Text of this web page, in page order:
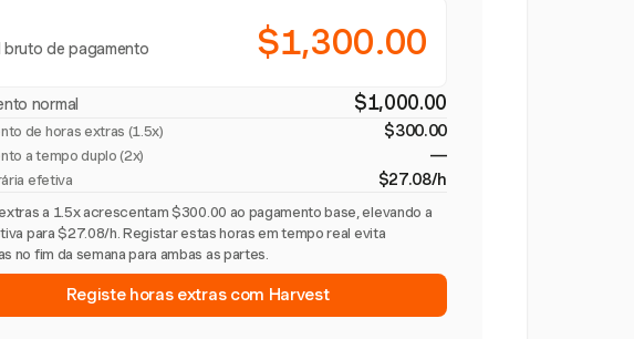
bruto de pagamento $1,300.00
normal $1,000.00
de horas extras (1.5x) $300.00
a tempo duplo (2x) —
efetiva $27.08/h
a 1.5x acrescentam $300.00 ao pagamento base, elevando a
para $27.08/h. Registar estas horas em tempo real evita
no fim da semana para ambas as partes.
Registe horas extras com Harvest